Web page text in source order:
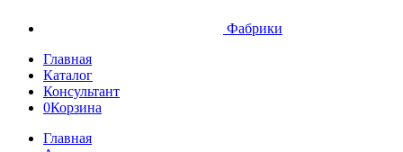
Фабрики
Главная
Каталог
Консультант
0Корзина
Главная